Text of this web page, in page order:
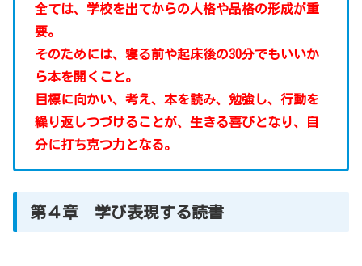
全ては、学校を出てからの人格や品格の形成が重
要。
そのためには、寝る前や起床後の30分でもいいか
ら本を開くこと。
目標に向かい、考え、本を読み、勉強し、行動を
繰り返しつづけることが、生きる喜びとなり、自
分に打ち克つ力となる。
第４章 学び表現する読書